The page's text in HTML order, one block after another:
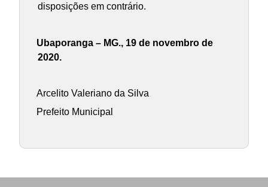
disposições em contrário.
Ubaporanga – MG., 19 de novembro de
2020.
Arcelito Valeriano da Silva
Prefeito Municipal